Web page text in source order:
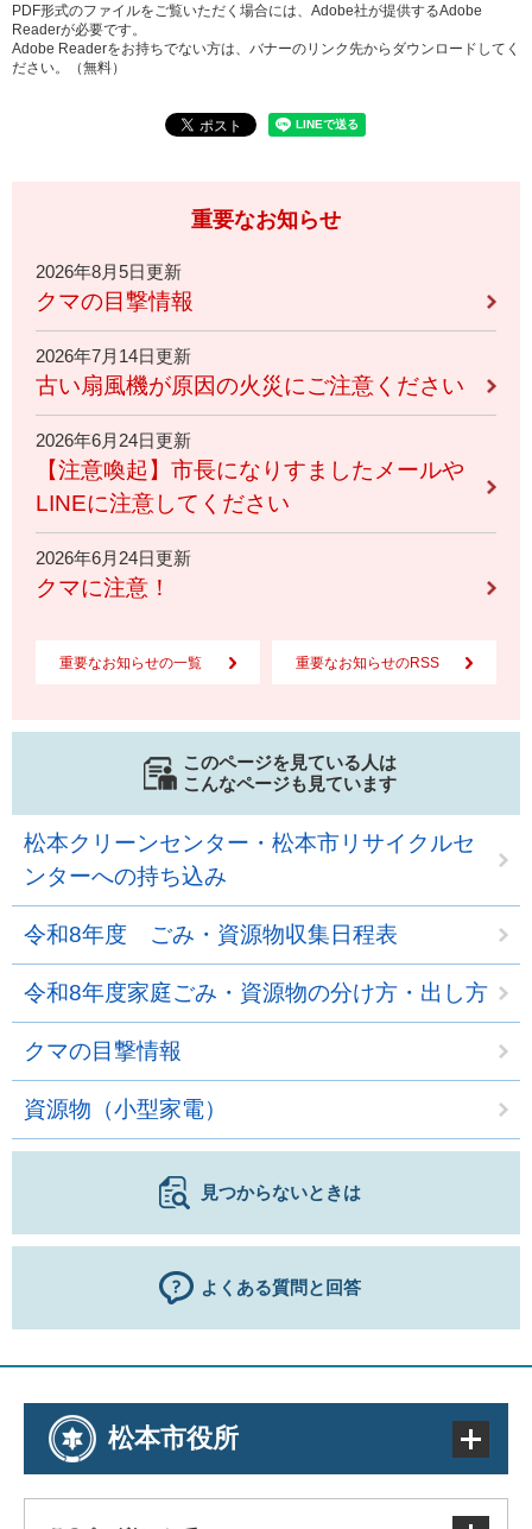
PDF形式のファイルをご覧いただく場合には、Adobe社が提供するAdobe
Readerが必要です。
Adobe Readerをお持ちでない方は、バナーのリンク先からダウンロードしてく
ださい。（無料）
重要なお知らせ
2026年8月5日更新
クマの目撃情報
2026年7月14日更新
古い扇風機が原因の火災にご注意ください
2026年6月24日更新
【注意喚起】市長になりすましたメールや
LINEに注意してください
2026年6月24日更新
クマに注意！
重要なお知らせの一覧 重要なお知らせのRSS
このページを見ている人は
こんなページも見ています
松本クリーンセンター・松本市リサイクルセ
ンターへの持ち込み
令和8年度 ごみ・資源物収集日程表
令和8年度家庭ごみ・資源物の分け方・出し方
クマの目撃情報
資源物（小型家電）
見つからないときは
よくある質問と回答
松本市役所